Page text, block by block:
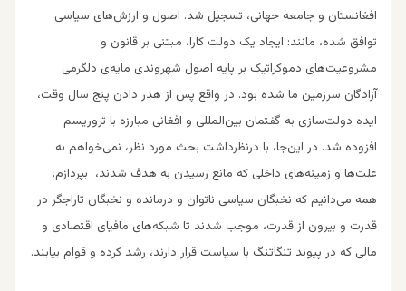
افغانستان و جامعه جهانی، تسجیل شد. اصول و ارزش‌های سیاسی
توافق شده، مانند: ایجاد یک دولت کارا، مبتنی بر قانون و
مشروعیت‌های دموکراتیک بر پایه اصول شهروندی مایه‌ی دلگرمی
آزادگان سرزمین ما شده بود. در واقع پس از هدر دادن پنج سال وقت،
ایده دولت‌سازی به گفتمان بین‌المللی و افغانی مبارزه با تروریسم
افزوده شد. در این‌جا، با درنظرداشت بحث مورد نظر، نمی‌خواهم به
علت‌ها و زمینه‌های داخلی که مانع رسیدن به هدف شدند، بپردازم.
همه می‌دانیم که نخبگان سیاسی ناتوان و درمانده و نخبگان تاراجگر در
قدرت و بیرون از قدرت، موجب شدند تا شبکه‌های مافیای اقتصادی و
مالی که در پیوند تنگاتنگ با سیاست قرار دارند، رشد کرده و قوام بیابند.